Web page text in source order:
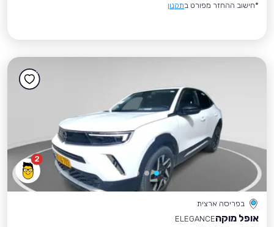
*חישוב ההחזר מפורט בתקנון
2
בפריסה ארצית
אופל מוקהELEGANCE